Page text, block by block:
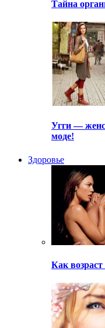
Тайна
Угги —
моде!
Здоровье
Как